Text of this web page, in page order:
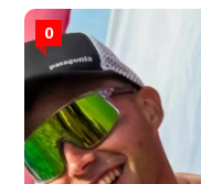
0